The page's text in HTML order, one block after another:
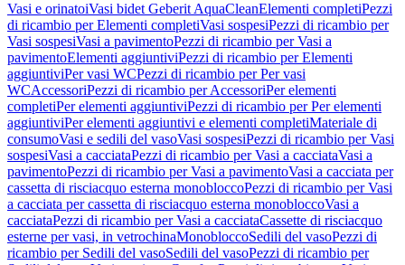
Vasi e orinatoiVasi bidet Geberit AquaCleanElementi completiPezzi
di ricambio per Elementi completiVasi sospesiPezzi di ricambio per
Vasi sospesiVasi a pavimentoPezzi di ricambio per Vasi a
pavimentoElementi aggiuntiviPezzi di ricambio per Elementi
aggiuntiviPer vasi WCPezzi di ricambio per Per vasi
WCAccessoriPezzi di ricambio per AccessoriPer elementi
completiPer elementi aggiuntiviPezzi di ricambio per Per elementi
aggiuntiviPer elementi aggiuntivi e elementi completiMateriale di
consumoVasi e sedili del vasoVasi sospesiPezzi di ricambio per Vasi
sospesiVasi a cacciataPezzi di ricambio per Vasi a cacciataVasi a
pavimentoPezzi di ricambio per Vasi a pavimentoVasi a cacciata per
cassetta di risciacquo esterna monobloccoPezzi di ricambio per Vasi
a cacciata per cassetta di risciacquo esterna monobloccoVasi a
cacciataPezzi di ricambio per Vasi a cacciataCassette di risciacquo
esterne per vasi, in vetrochinaMonobloccoSedili del vasoPezzi di
ricambio per Sedili del vasoSedili del vasoPezzi di ricambio per